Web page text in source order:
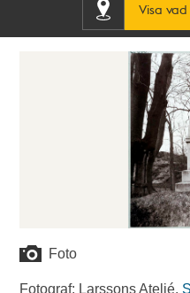
Visa
Foto
Fotograf: Larssons Ateljé.